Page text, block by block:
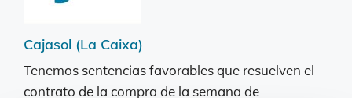
Cajasol (La Caixa)
Tenemos sentencias favorables que resuelven el
contrato de la compra de la semana de